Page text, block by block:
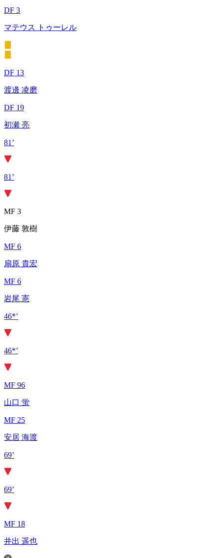
DF 3
マテウス トゥーレル
DF 13
渡邊 凌磨
DF 19
初瀬 亮
81’
81’
MF 3
伊藤 敦樹
MF 6
扇原 貴宏
MF 6
岩尾 憲
46*’
46*’
MF 96
山口 蛍
MF 25
安居 海渡
69’
69’
MF 18
井出 遥也